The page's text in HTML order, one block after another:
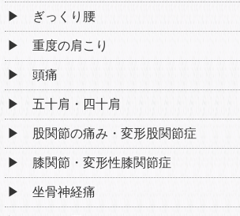
ぎっくり腰
重度の肩こり
頭痛
五十肩・四十肩
股関節の痛み・変形股関節症
膝関節・変形性膝関節症
坐骨神経痛